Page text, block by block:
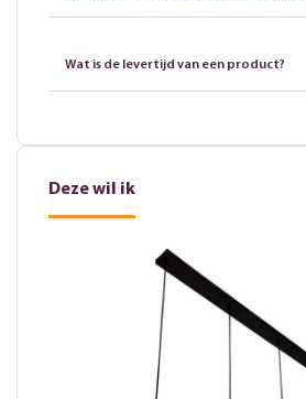
Wat is de levertijd van een product?
Deze wil ik